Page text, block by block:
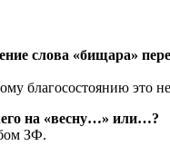
слова «бищара»
благосостоянию это
на «весну…» или…?
ЗФ.